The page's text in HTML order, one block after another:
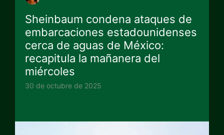
Sheinbaum condena ataques de
embarcaciones estadounidenses
cerca de aguas de México:
recapitula la mañanera del
miércoles
30 de octubre de 2025